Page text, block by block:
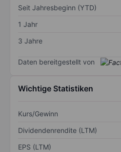
Seit Jahresbeginn (YTD)
1 Jahr
3 Jahre
Daten bereitgestellt von
Wichtige Statistiken
Kurs/Gewinn
Dividendenrendite (LTM)
EPS (LTM)